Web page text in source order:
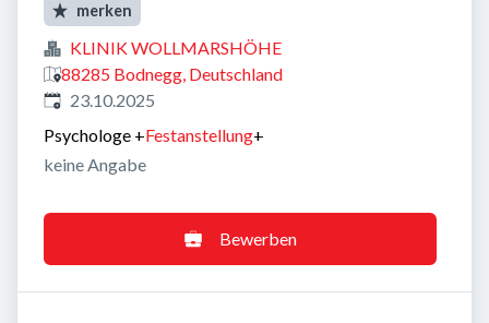
merken
KLINIK WOLLMARSHÖHE
88285 Bodnegg, Deutschland
Veröffentlicht:
23.10.2025
Psychologe +Festanstellung+
keine Angabe
Bewerben